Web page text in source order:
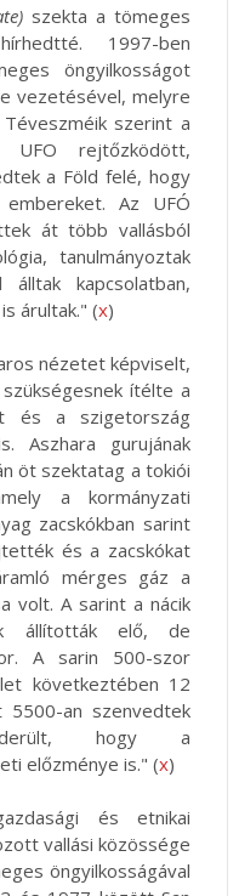
szekta a tömeges
1997-ben
öngyilkosságot
vezetésével, melyre
szerint a
UFO rejtőzködött,
a Föld felé, hogy
Az UFÓ
át több vallásból
tanulmányoztak
álltak kapcsolatban,
árultak." (x)
nézetet képviselt,
ítélte a
és a szigetország
Aszhara gurujának
öt szektatag a tokiói
a kormányzati
zacskókban sarint
és a zacskókat
mérges gáz a
volt. A sarint a nácik
állították elő, de
A sarin 500-szor
következtében 12
an szenvedtek
hogy a
előzménye is." (x)
és etnikai
vallási közössége
öngyilkosságával